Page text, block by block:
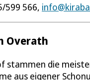
599 566,
Overath
stammen die
aus eigener